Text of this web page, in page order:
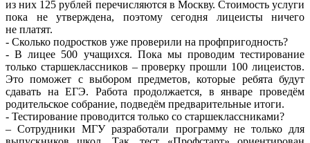
из них 125 рублей перечисляются в Москву. Стоимость услуги
пока не утверждена, поэтому сегодня лицеисты ничего
не платят.
- Сколько подростков уже проверили на профпригодность?
- В лицее 500 учащихся. Пока мы проводим тестирование
только старшеклассников – проверку прошли 100 лицеистов.
Это поможет с выбором предметов, которые ребята будут
сдавать на ЕГЭ. Работа продолжается, в январе проведём
родительское собрание, подведём предварительные итоги.
- Тестирование проводится только со старшеклассниками?
– Сотрудники МГУ разработали программу не только для